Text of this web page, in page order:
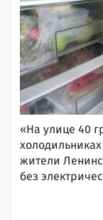
«На улице 40
жители
без